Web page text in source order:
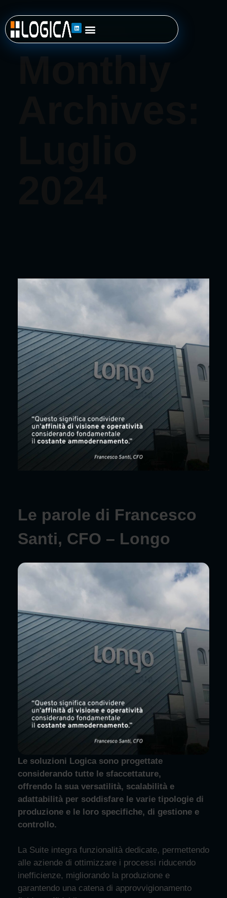
Home » Archivi per Luglio 2024
Le parole di Francesco
Santi, CFO – Longo
Le soluzioni Logica sono progettate
considerando tutte le sfaccettature,
offrendo la sua versatilità, scalabilità e
adattabilità per soddisfare le varie tipologie di
produzione e le loro specifiche, di gestione e
controllo.
La Suite integra funzionalità dedicate, permettendo
alle aziende di ottimizzare i processi riducendo
inefficienze, migliorando la produzione e
garantendo una catena di approvvigionamento